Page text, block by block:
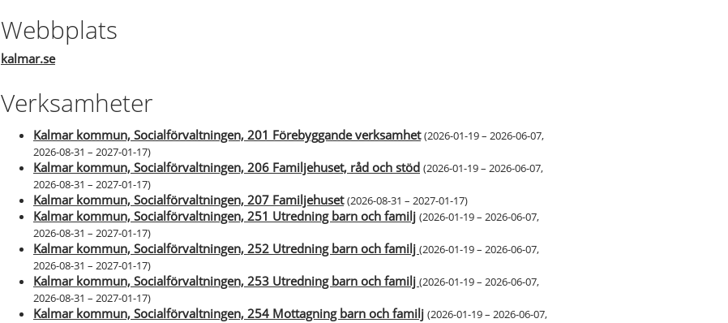
Webbplats
kalmar.se
Verksamheter
Kalmar kommun, Socialförvaltningen, 201 Förebyggande verksamhet (2026-01-19 – 2026-06-07,
2026-08-31 – 2027-01-17)
Kalmar kommun, Socialförvaltningen, 206 Familjehuset, råd och stöd (2026-01-19 – 2026-06-07,
2026-08-31 – 2027-01-17)
Kalmar kommun, Socialförvaltningen, 207 Familjehuset (2026-08-31 – 2027-01-17)
Kalmar kommun, Socialförvaltningen, 251 Utredning barn och familj (2026-01-19 – 2026-06-07,
2026-08-31 – 2027-01-17)
Kalmar kommun, Socialförvaltningen, 252 Utredning barn och familj (2026-01-19 – 2026-06-07,
2026-08-31 – 2027-01-17)
Kalmar kommun, Socialförvaltningen, 253 Utredning barn och familj (2026-01-19 – 2026-06-07,
2026-08-31 – 2027-01-17)
Kalmar kommun, Socialförvaltningen, 254 Mottagning barn och familj (2026-01-19 – 2026-06-07,